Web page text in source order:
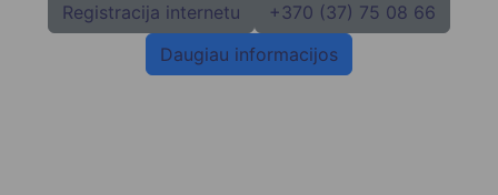
Registracija internetu
+370 (37) 75 08 66
Daugiau informacijos